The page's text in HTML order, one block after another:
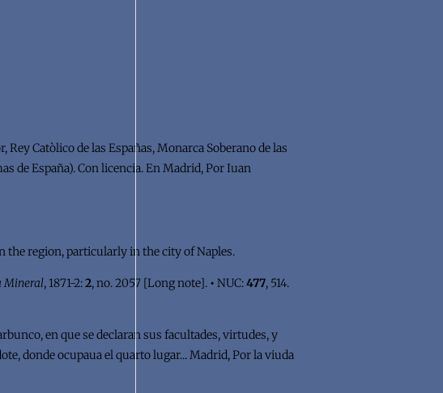
Catòlico de las Españas, Monarca Soberano de las
de España). Con licencia. En Madrid, Por Iuan
the region, particularly in the city of Naples.
Mineral, 1871-2:2, no. 2057 [Long note]. • NUC:477, 514.
en que se declaran sus facultades, virtudes, y
donde ocupaua el quarto lugar... Madrid, Por la viuda